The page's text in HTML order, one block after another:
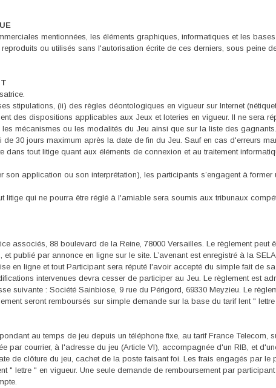
mentionnées, les éléments graphiques, informatiques et les
ou utilisés sans l'autorisation écrite de ces derniers, sous peine
stipulations, (ii) des règles déontologiques en vigueur sur Internet
des dispositions applicables aux Jeux et loteries en vigueur. Il ne sera
mécanismes ou les modalités du Jeu ainsi que sur la liste des
30 jours maximum après la date de fin du Jeu. Sauf en cas d'erreurs
tout litige quant aux éléments de connexion et au traitement
application ou son interprétation), les participants s’engagent à
qui ne pourra être réglé à l'amiable sera soumis aux tribunaux
associés, 88 boulevard de la Reine, 78000 Versailles. Le règlement peut
publié par annonce en ligne sur le site. L’avenant est enregistré à la
en ligne et tout Participant sera réputé l'avoir accepté du simple fait de
intervenues devra cesser de participer au Jeu. Le règlement est
suivante : Société Sainbiose, 9 rue du Périgord, 69330 Meyzieu. Le
seront remboursés sur simple demande sur la base du tarif lent " lettre
au temps de jeu depuis un téléphone fixe, au tarif France Telecom,
par courrier, à l'adresse du jeu (Article VI), accompagnée d'un RIB, et
de clôture du jeu, cachet de la poste faisant foi. Les frais engagés par le
lettre " en vigueur. Une seule demande de remboursement par